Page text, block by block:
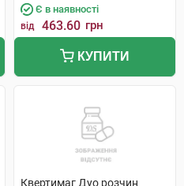
Є в наявності
від 463.60 грн
КУПИТИ
Квертимаг Дуо розчин